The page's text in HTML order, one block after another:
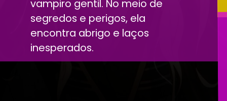
vampiro gentil. No meio de
segredos e perigos, ela
encontra abrigo e laços
inesperados.